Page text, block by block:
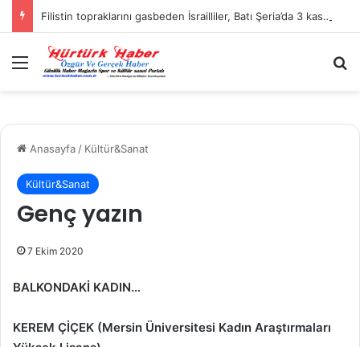
Filistin topraklarını gasbeden İsrailliler, Batı Şeria’da 3 kasabaya saldırdı
Menü
Anasayfa / Kültür&Sanat
Kültür&Sanat
Genç yazın
7 Ekim 2020
BALKONDAKİ KADIN…
KEREM ÇİÇEK (Mersin Üniversitesi Kadın Araştırmaları